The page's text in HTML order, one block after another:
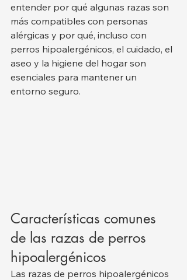
entender por qué algunas razas son
más compatibles con personas
alérgicas y por qué, incluso con
perros hipoalergénicos, el cuidado, el
aseo y la higiene del hogar son
esenciales para mantener un
entorno seguro.
Características comunes
de las razas de perros
hipoalergénicos
Las razas de perros hipoalergénicos